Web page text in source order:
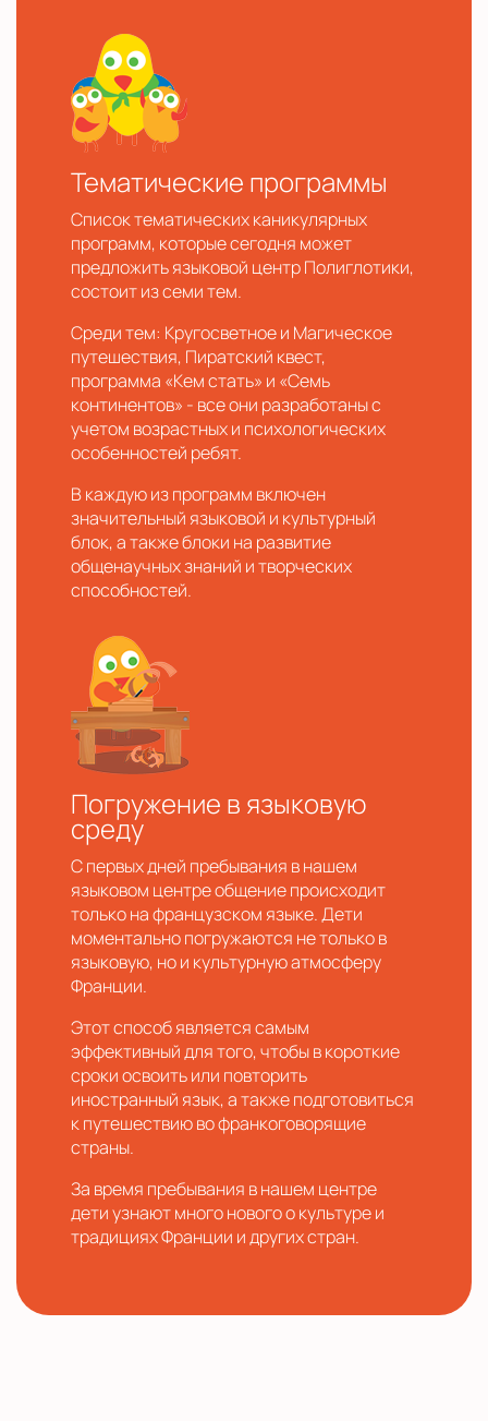
Тематические программы
Список тематических каникулярных
программ, которые сегодня может
предложить языковой центр Полиглотики,
состоит из семи тем.
Среди тем: Кругосветное и Магическое
путешествия, Пиратский квест,
программа «Кем стать» и «Семь
континентов» - все они разработаны с
учетом возрастных и психологических
особенностей ребят.
В каждую из программ включен
значительный языковой и культурный
блок, а также блоки на развитие
общенаучных знаний и творческих
способностей.
Погружение в языковую
среду
С первых дней пребывания в нашем
языковом центре общение происходит
только на французском языке. Дети
моментально погружаются не только в
языковую, но и культурную атмосферу
Франции.
Этот способ является самым
эффективный для того, чтобы в короткие
сроки освоить или повторить
иностранный язык, а также подготовиться
к путешествию во франкоговорящие
страны.
За время пребывания в нашем центре
дети узнают много нового о культуре и
традициях Франции и других стран.